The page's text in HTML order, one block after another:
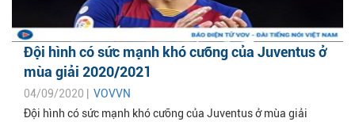
Đội hình có sức mạnh khó cưỡng của Juventus ở
mùa giải 2020/2021
04/09/2020 | VOVVN
Đội hình có sức mạnh khó cưỡng của Juventus ở mùa giải